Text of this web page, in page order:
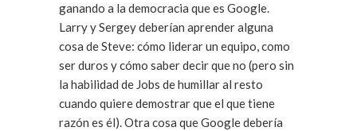
ganando a la democracia que es Google.
Larry y Sergey deberían aprender alguna
cosa de Steve: cómo liderar un equipo, como
ser duros y cómo saber decir que no (pero sin
la habilidad de Jobs de humillar al resto
cuando quiere demostrar que el que tiene
razón es él). Otra cosa que Google debería